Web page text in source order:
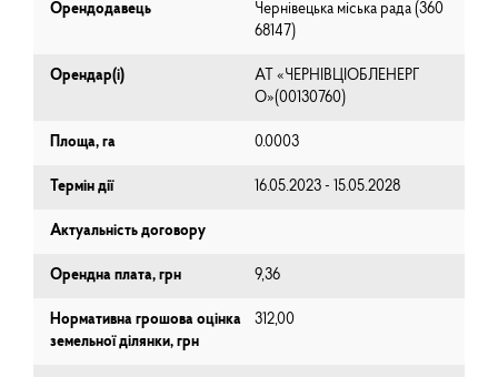
Орендодавець
Чернівецька міська рада (⁨360
68147⁩)
Орендар(і)
АТ «ЧЕРНІВЦІОБЛЕНЕРГ
О»(00130760)
Площа, га 0.0003
Термін дії 16.05.2023 - 15.05.2028
Актуальність договору
Орендна плата, грн 9,36
Нормативна грошова оцінка
земельної ділянки, грн
312,00